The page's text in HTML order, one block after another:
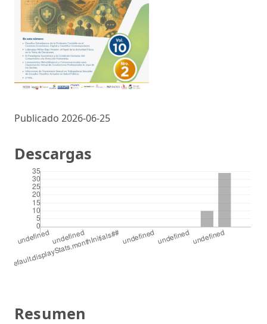
Publicado 2026-06-25
Resumen
Descargas